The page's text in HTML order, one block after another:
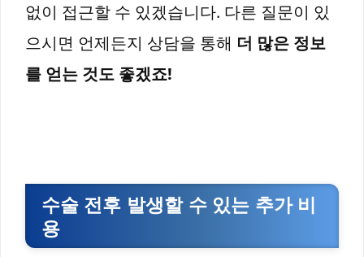
없이 접근할 수 있겠습니다. 다른 질문이 있
으시면 언제든지 상담을 통해 더 많은 정보
를 얻는 것도 좋겠죠!
수술 전후 발생할 수 있는 추가 비
용